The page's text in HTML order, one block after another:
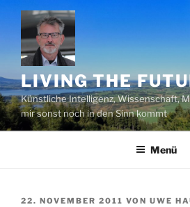
Zum
Inhalt
springen
LIVING THE
Künstliche Intelligenz, Wissenschaft,
mir sonst noch in den Sinn kommt
Menü
VERÖFFENTLICHT
22. NOVEMBER 2011 VON UWE